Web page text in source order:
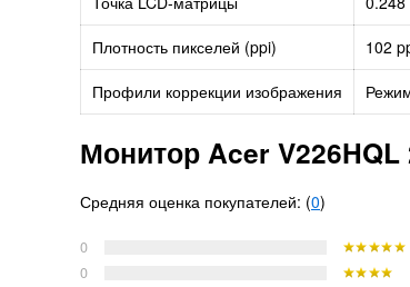
Плотность пикселей (ppi)
102
Профили коррекции изображения
Монитор Acer
Средняя оценка покупателей: (0)
0
0